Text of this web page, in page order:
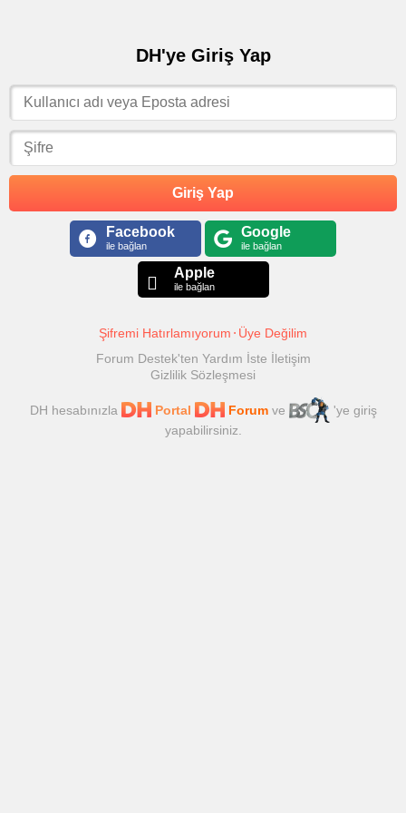
DH'ye Giriş Yap
Giriş Yap
Facebook
ile bağlan
Google
ile bağlan
Apple
ile bağlan
Şifremi Hatırlamıyorum
Üye Değilim
Forum Destek'ten Yardım İste İletişim
Gizlilik Sözleşmesi
DH hesabınızla Portal Forumve
'ye giriş
yapabilirsiniz.